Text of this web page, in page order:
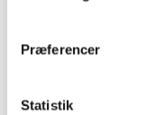
Præferencer
Statistik
Redaktør
Foto